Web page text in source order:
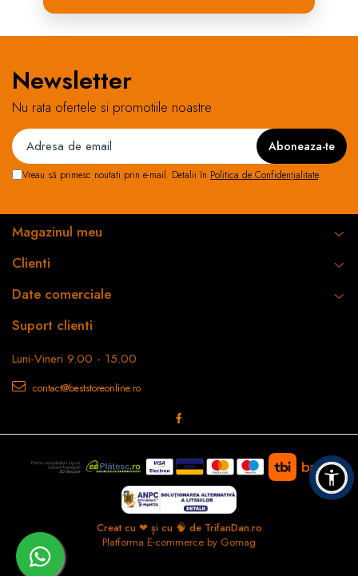
Newsletter
Nu rata ofertele si promotiile noastre
Vreau să primesc noutati prin e-mail. Detalii în Politica de Confidențialitate.
Magazinul meu
Clienti
Date comerciale
Suport clienti
Luni-Vineri 9.00 - 15.00
contact@beststoreonline.ro
Creat cu ❤ și cu 🧠 de TrifanDan.ro
Platforma E-commerce by Gomag